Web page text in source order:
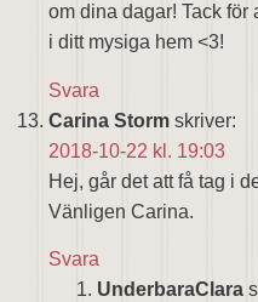
om dina dagar! Tack för
i ditt mysiga hem <3!
Svara
Carina Storm skriver:
2018-10-22 kl. 19:03
Hej, går det att få tag i
Vänligen Carina.
Svara
UnderbaraClara